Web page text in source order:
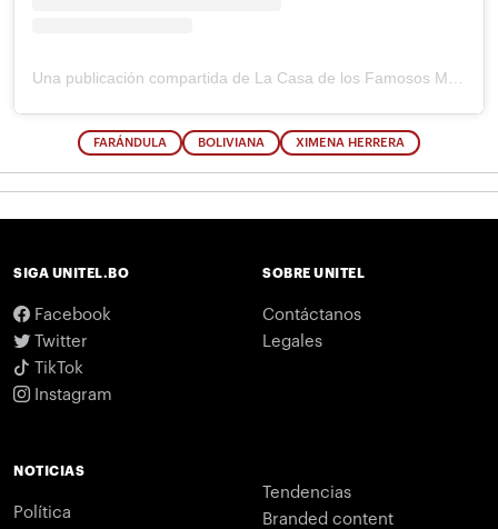
FARÁNDULA BOLIVIANA XIMENA HERRERA
SIGA UNITEL.BO
Facebook
Twitter
TikTok
Instagram
SOBRE UNITEL
Contáctanos
Legales
NOTICIAS
Política
Tendencias
Branded content